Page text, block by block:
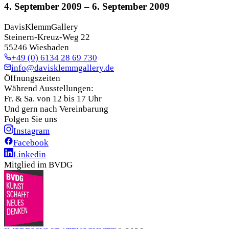
4. September 2009 – 6. September 2009
DavisKlemmGallery
Steinern-Kreuz-Weg 22
55246 Wiesbaden
+49 (0) 6134 28 69 730
info@davisklemmgallery.de
Öffnungszeiten
Während Ausstellungen:
Fr. & Sa. von 12 bis 17 Uhr
Und gern nach Vereinbarung
Folgen Sie uns
Instagram
Facebook
Linkedin
Mitglied im BVDG